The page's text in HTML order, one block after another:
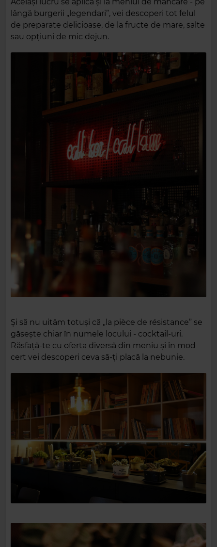
lângă burgerii „legendari”, vei descoperi tot felul
de preparate delicioase, de la fructe de mare, salte
sau opțiuni de mic dejun.
Și să nu uităm totuși că „la pièce de résistance” se
găsește chiar în numele locului - cocktail-uri.
Răsfață-te cu oferta diversă din meniu și în mod
cert vei descoperi ceva să-ți placă la nebunie.